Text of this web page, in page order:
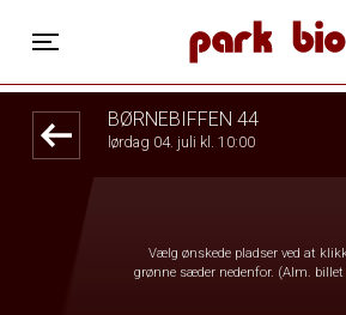
Toggle navigation
Park Bio
BØRNEBIFFEN 44
lørdag 04. juli kl. 10:00
Vælg ønskede pladser ved at
grønne sæder nedenfor. (Alm. billet
front05-temp 053215